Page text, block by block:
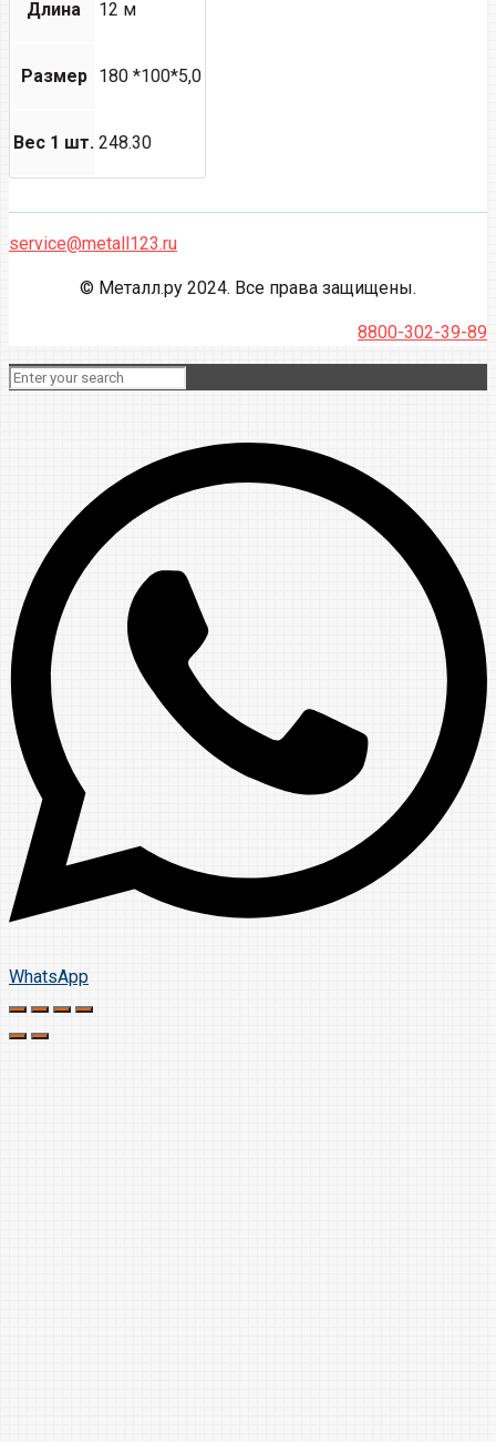
Длина 12 м
Размер 180 *100*5,0
Вес 1 шт. 248.30
service@metall123.ru
© Металл.ру 2024. Все права защищены.
8800-302-39-89
WhatsApp